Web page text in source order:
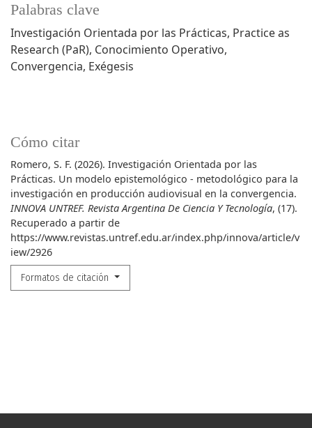
Palabras clave
Investigación Orientada por las Prácticas Practice as
Research (PaR) Conocimiento Operativo
Convergencia Exégesis
Cómo citar
Romero, S. F. (2026). Investigación Orientada por las
Prácticas. Un modelo epistemológico - metodológico para la
investigación en producción audiovisual en la convergencia.
INNOVA UNTREF. Revista Argentina De Ciencia Y Tecnología, (17).
Recuperado a partir de
https://www.revistas.untref.edu.ar/index.php/innova/article/v
iew/2926
Formatos de citación